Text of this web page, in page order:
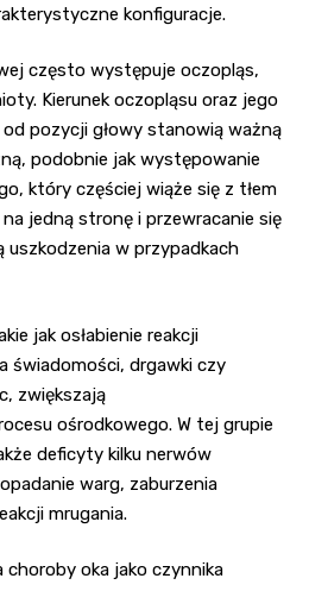
konfiguracje.
często występuje oczopląs,
Kierunek oczopląsu oraz jego
pozycji głowy stanowią ważną
podobnie jak występowanie
który częściej wiąże się z tłem
jedną stronę i przewracanie się
uszkodzenia w przypadkach
jak osłabienie reakcji
świadomości, drgawki czy
zwiększają
ośrodkowego. W tej grupie
deficyty kilku nerwów
warg, zaburzenia
mrugania.
choroby oka jako czynnika